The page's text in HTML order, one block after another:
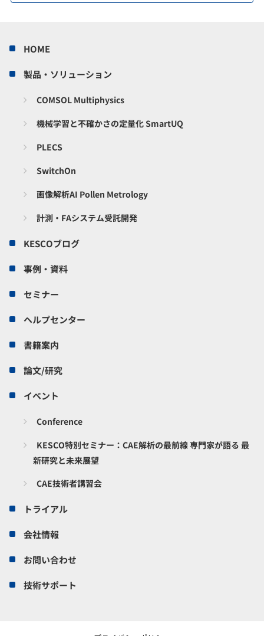
HOME
製品・ソリューション
COMSOL Multiphysics
機械学習と不確かさの定量化 SmartUQ
PLECS
SwitchOn
画像解析AI Pollen Metrology
計測・FAシステム受託開発
KESCOブログ
事例・資料
セミナー
ヘルプセンター
書籍案内
論文/研究
イベント
Conference
KESCO特別セミナー：CAE解析の最前線 専門家が語る 最
新研究と未来展望
CAE技術者講習会
トライアル
会社情報
お問い合わせ
技術サポート